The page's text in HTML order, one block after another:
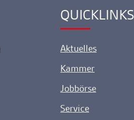
Ankerlink
QUICKLINKS
Aktuelles
Kammer
Jobbörse
Service